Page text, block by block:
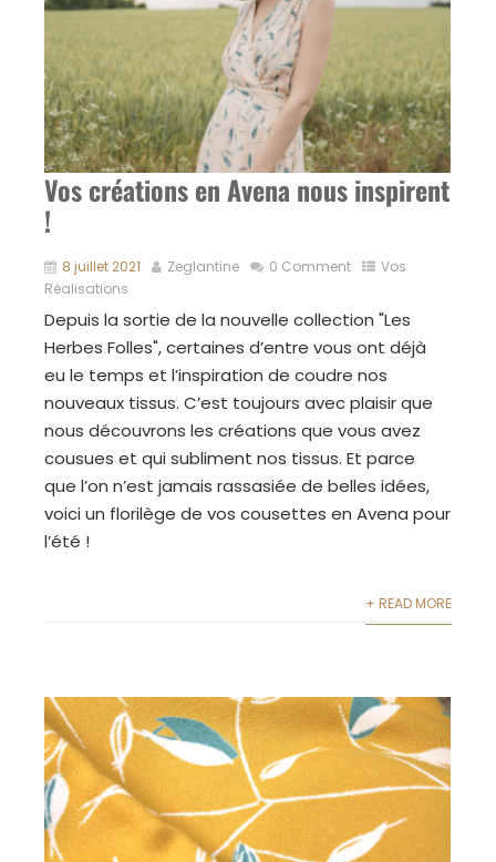
Vos créations en Avena nous inspirent
!
8 juillet 2021 Zeglantine 0 Comment
Vos
Réalisations
Depuis la sortie de la nouvelle collection "Les
Herbes Folles", certaines d’entre vous ont déjà
eu le temps et l’inspiration de coudre nos
nouveaux tissus. C’est toujours avec plaisir que
nous découvrons les créations que vous avez
cousues et qui subliment nos tissus. Et parce
que l’on n’est jamais rassasiée de belles idées,
voici un florilège de vos cousettes en Avena pour
l’été !
+ READ MORE